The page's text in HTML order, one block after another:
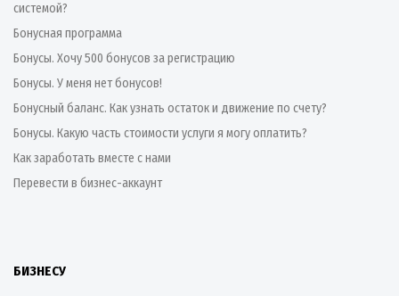
системой?
Бонусная программа
Бонусы. Хочу 500 бонусов за регистрацию
Бонусы. У меня нет бонусов!
Бонусный баланс. Как узнать остаток и движение по счету?
Бонусы. Какую часть стоимости услуги я могу оплатить?
Как заработать вместе с нами
Перевести в бизнес-аккаунт
БИЗНЕСУ